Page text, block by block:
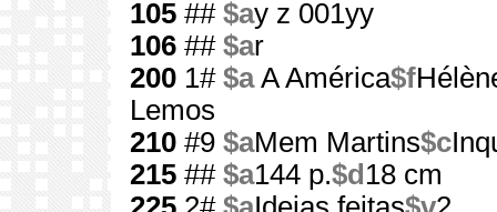
105 ## $ay z 001yy
106 ## $ar
200 1# $aA América$f
Lemos
210 #9 $aMem Martins$c
215 ## $a144 p.$d 18 cm